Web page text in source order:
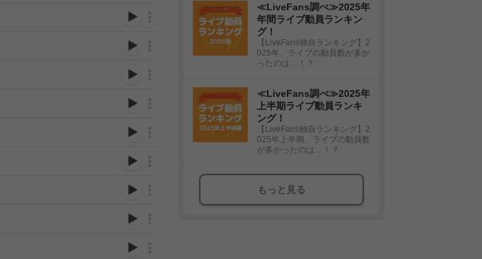
≪LiveFans調べ≫2025年
年間ライブ動員ランキン
グ！
【LiveFans独自ランキング】2
025年、ライブの動員数が多か
ったのは…！？
≪LiveFans調べ≫2025年
上半期ライブ動員ランキ
ング！
【LiveFans独自ランキング】2
025年上半期、ライブの動員数
が多かったのは…！？
もっと見る